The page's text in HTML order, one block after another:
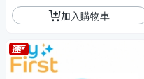
加入購物車